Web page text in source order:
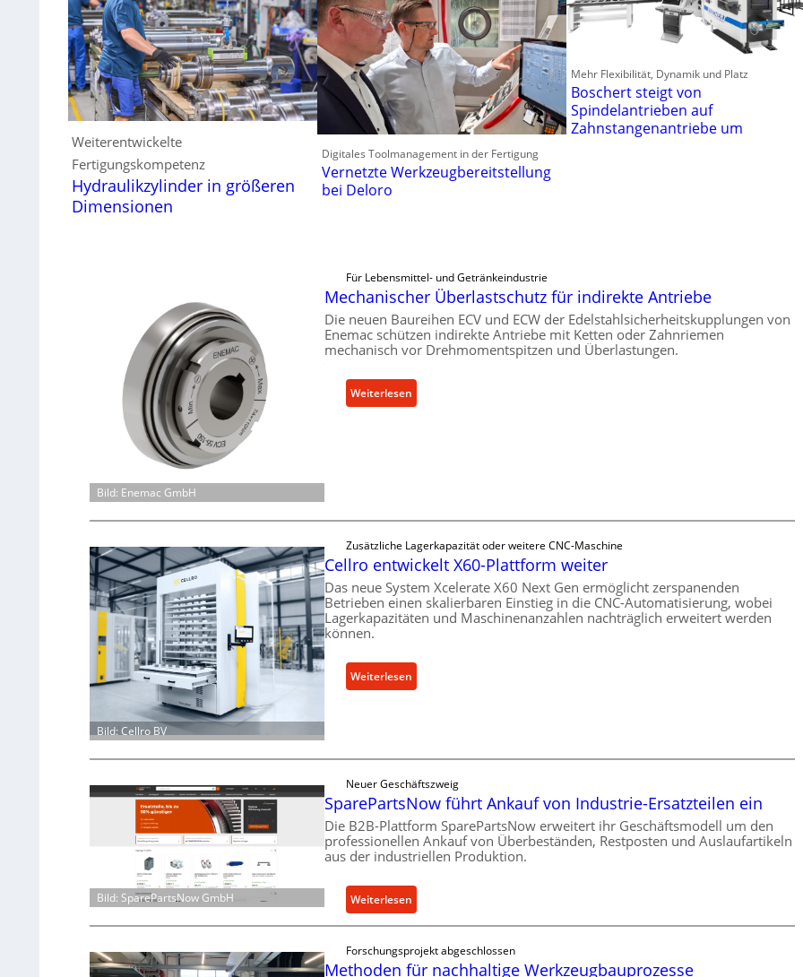
Weiterentwickelte
Fertigungskompetenz
Hydraulikzylinder in größeren
Dimensionen
Digitales Toolmanagement in der Fertigung
Vernetzte Werkzeugbereitstellung
bei Deloro
Mehr Flexibilität, Dynamik und Platz
Boschert steigt von
Spindelantrieben auf
Zahnstangenantriebe um
Bild: Enemac GmbH
Für Lebensmittel- und Getränkeindustrie
Mechanischer Überlastschutz für indirekte Antriebe
Die neuen Baureihen ECV und ECW der Edelstahlsicherheitskupplungen von
Enemac schützen indirekte Antriebe mit Ketten oder Zahnriemen
mechanisch vor Drehmomentspitzen und Überlastungen.
Weiterlesen:
M
i
s
c
e
r
e
r
s
c
h
u
t
f
i
Bild: Cellro BV
Zusätzliche Lagerkapazität oder weitere CNC-Maschine
Cellro entwickelt X60-Plattform weiter
Das neue System Xcelerate X60 Next Gen ermöglicht zerspanenden
Betrieben einen skalierbaren Einstieg in die CNC-Automatisierung, wobei
Lagerkapazitäten und Maschinenanzahlen nachträglich erweitert werden
können.
Weiterlesen:
C
o
e
n
t
w
i
c
l
Bild: SparePartsNow GmbH
Neuer Geschäftszweig
SparePartsNow führt Ankauf von Industrie-Ersatzteilen ein
Die B2B-Plattform SparePartsNow erweitert ihr Geschäftsmodell um den
professionellen Ankauf von Überbeständen, Restposten und Auslaufartikeln
aus der industriellen Produktion.
Weiterlesen:
S
a
r
Forschungsprojekt abgeschlossen
Methoden für nachhaltige Werkzeugbauprozesse